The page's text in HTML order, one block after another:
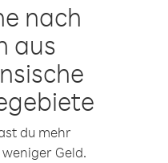
nach
aus
du mehr
Geld.